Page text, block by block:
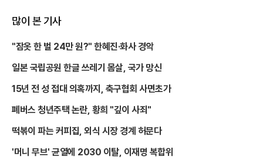
많이 본 기사
"잠옷 한 벌 24만 원?" 한혜진·화사 경악
일본 국립공원 한글 쓰레기 몸살, 국가 망신
15년 전 성 접대 의혹까지, 축구협회 사면초가
폐버스 청년주택 논란, 황희 "깊이 사죄"
떡볶이 파는 커피집, 외식 시장 경계 허문다
'머니 무브' 균열에 2030 이탈, 이재명 복합위